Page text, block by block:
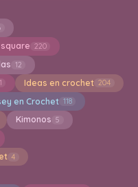
220
12
Ideas en crochet 204
en Crochet 118
Kimonos 5
4